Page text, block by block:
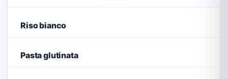
Riso bianco
Pasta glutinata